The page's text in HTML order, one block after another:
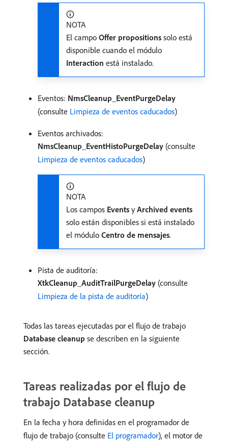
NOTA
El campo Offer propositions solo está
disponible cuando el módulo
Interaction está instalado.
Eventos: NmsCleanup_EventPurgeDelay
(consulte Limpieza de eventos caducados)
Eventos archivados:
NmsCleanup_EventHistoPurgeDelay (consulte
Limpieza de eventos caducados)
NOTA
Los campos Events yArchived events
solo están disponibles si está instalado
el módulo Centro de mensajes.
Pista de auditoría:
XtkCleanup_AuditTrailPurgeDelay (consulte
Limpieza de la pista de auditoría)
Todas las tareas ejecutadas por el flujo de trabajo
Database cleanup se describen en la siguiente
sección.
Tareas realizadas por el flujo de
trabajo Database cleanup
En la fecha y hora definidas en el programador de
flujo de trabajo (consulte El programador), el motor de